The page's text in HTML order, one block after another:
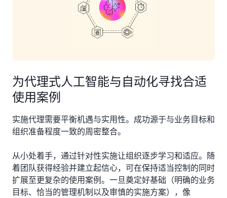
为代理式人工智能与自动化寻找合适
使用案例
实施代理需要平衡机遇与实用性。成功源于与业务目标和
组织准备程度一致的周密整合。
从小处着手，通过针对性实施让组织逐步学习和适应。随
着团队获得经验并建立起信心，可在保持适当控制的同时
扩展至更复杂的使用案例。一旦奠定好基础（明确的业务
目标、恰当的管理机制以及审慎的实施方案），像